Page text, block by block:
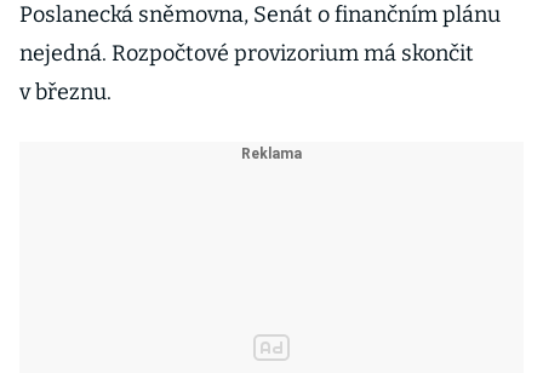
Poslanecká sněmovna, Senát o finančním plánu
nejedná. Rozpočtové provizorium má skončit
v březnu.